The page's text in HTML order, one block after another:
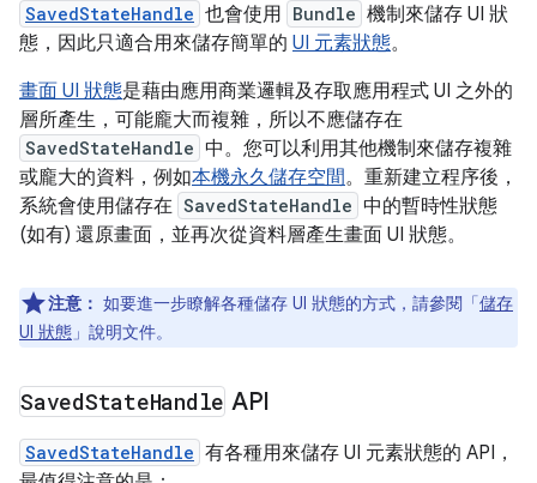
SavedStateHandle 也會使用 Bundle 機制來儲存 UI 狀
態，因此只適合用來儲存簡單的 UI 元素狀態。
畫面 UI 狀態是藉由應用商業邏輯及存取應用程式 UI 之外的
層所產生，可能龐大而複雜，所以不應儲存在
SavedStateHandle 中。您可以利用其他機制來儲存複雜
或龐大的資料，例如本機永久儲存空間。重新建立程序後，
系統會使用儲存在 SavedStateHandle 中的暫時性狀態
(如有) 還原畫面，並再次從資料層產生畫面 UI 狀態。
注意： 如要進一步瞭解各種儲存 UI 狀態的方式，請參閱「儲存
UI 狀態 」說明文件。
SavedStateHandle API
SavedStateHandle 有各種用來儲存 UI 元素狀態的 API，